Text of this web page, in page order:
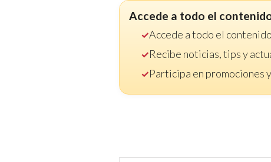
Accede a todo el
Accede a todo el
Recibe noticias, tips y
Participa en promociones